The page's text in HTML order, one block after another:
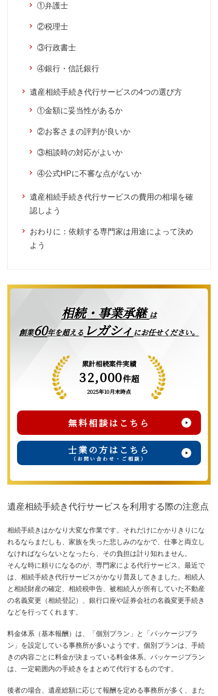
①弁護士
②税理士
③行政書士
④銀行・信託銀行
遺産相続手続き代行サービスの4つの選び方
①金額に妥当性があるか
②お客さまの評判が良いか
③相談時の対応がよいか
④公式HPに不審な点がないか
遺産相続手続き代行サービスの費用の相場を確
認しよう
おわりに：依頼する専門家は用途によって決め
よう
相続・事業承継は
創業60年を超える レガシィ にお任せください。
累計相続案件実績
32,000件超
2025年10月末時点
無料相談はこちら
士業の方はこちら
（お問い合わせ・ご相談）
遺産相続手続き代行サービスを利用する際の注意点
相続手続きはかなり大変な作業です。それだけにかかりきりにな
れるならまだしも、家族を失った悲しみのなかで、仕事と両立し
なければならないとなったら、その負担は計り知れません。
そんな時に頼りになるのが、専門家による代行サービス。最近で
は、相続手続き代行サービスがかなり普及してきました。相続人
と相続財産の確定、相続税申告、被相続人が所有していた不動産
の名義変更（相続登記）、銀行口座や証券会社の名義変更手続き
などを行ってくれます。
料金体系（基本報酬）は、「個別プラン」と「パッケージプラ
ン」を設定している事務所が多いようです。個別プランは、手続
きの内容ごとに料金が決まっている料金体系。パッケージプラン
は、一定範囲内の手続きをまとめて代行するものです。
後者の場合、遺産総額に応じて報酬を定める事務所が多く、また